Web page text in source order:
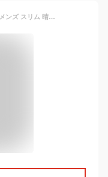
折りたたみ傘 超軽量 レディース 日傘 メンズ スリム 晴雨兼用 傘 シンプル 北欧 完全遮光 おしゃれ コンパクト 5本骨 炭素繊維 丈夫 UVカット 103g ミニ傘 撥水 梅雨対策 雨具 紫外線対策 耐風 日焼け対策 携帯便利 旅行 通勤 通学 母の日 プレゼント ギフト